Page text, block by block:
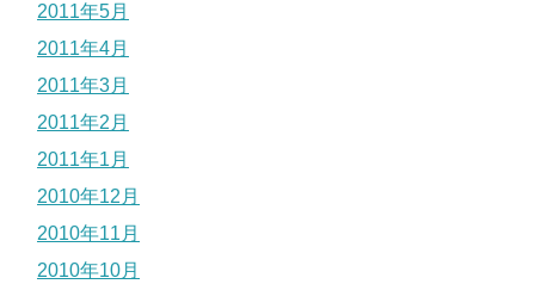
2011年5月
2011年4月
2011年3月
2011年2月
2011年1月
2010年12月
2010年11月
2010年10月